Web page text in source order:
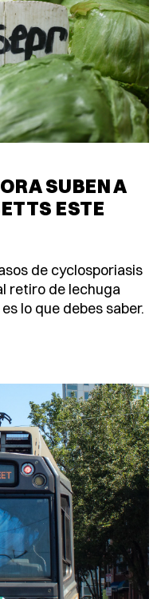
SUBEN A
ESTE
de cyclosporiasis
retiro de lechuga
lo que debes saber.